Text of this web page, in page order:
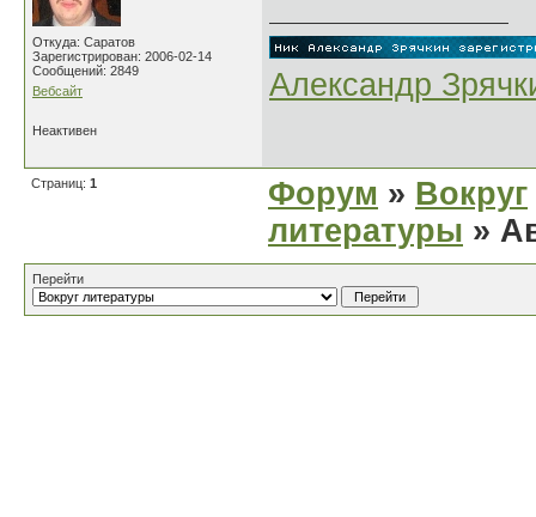
Откуда: Саратов
Зарегистрирован: 2006-02-14
Сообщений: 2849
Вебсайт
Александр
Неактивен
Страниц: 1 Форум » Вокруг
литературы »
Перейти